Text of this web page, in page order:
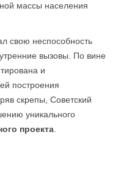
массы населения
свою неспособность
вызовы. По вине
и
построения
скрепы, Советский
уникального
проекта